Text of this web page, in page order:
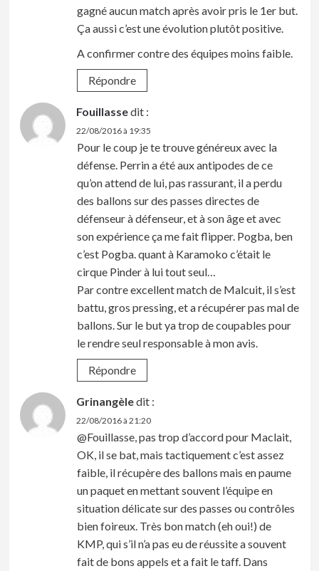
gagné aucun match après avoir pris le 1er but.
Ça aussi c’est une évolution plutôt positive.
A confirmer contre des équipes moins faible.
Répondre
Fouillassedit :
22/08/2016 à 19:35
Pour le coup je te trouve généreux avec la
défense. Perrin a été aux antipodes de ce
qu’on attend de lui, pas rassurant, il a perdu
des ballons sur des passes directes de
défenseur à défenseur, et à son âge et avec
son expérience ça me fait flipper. Pogba, ben
c’est Pogba. quant à Karamoko c’était le
cirque Pinder à lui tout seul…
Par contre excellent match de Malcuit, il s’est
battu, gros pressing, et a récupérer pas mal de
ballons. Sur le but ya trop de coupables pour
le rendre seul responsable à mon avis.
Répondre
Grinangèledit :
22/08/2016 à 21:20
@Fouillasse, pas trop d’accord pour Maclait,
OK, il se bat, mais tactiquement c’est assez
faible, il récupère des ballons mais en paume
un paquet en mettant souvent l’équipe en
situation délicate sur des passes ou contrôles
bien foireux. Très bon match (eh oui!) de
KMP, qui s’il n’a pas eu de réussite a souvent
fait de bons appels et a fait le taff. Dans